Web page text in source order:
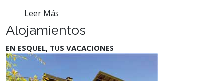
Leer Más
Alojamientos
EN ESQUEL, TUS VACACIONES